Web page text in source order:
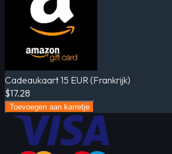
Cadeaukaart 15 EUR (Frankrijk)
$17.28
Toevoegen aan karretje